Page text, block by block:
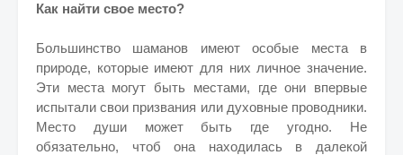
Как найти свое место?
Большинство шаманов имеют особые места в
природе, которые имеют для них личное значение.
Эти места могут быть местами, где они впервые
испытали свои призвания или духовные проводники.
Место души может быть где угодно. Не
обязательно, чтоб она находилась в далекой